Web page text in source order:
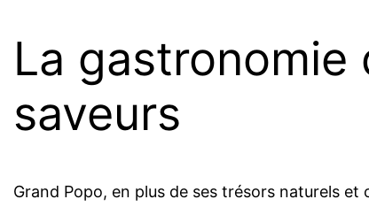
La gastronomie
saveurs
Grand Popo, en plus de ses trésors naturels et